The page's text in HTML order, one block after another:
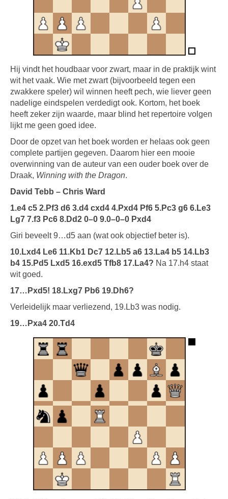
Hij vindt het houdbaar voor zwart, maar in de praktijk wint
wit het vaak. Wie met zwart (bijvoorbeeld tegen een
zwakkere speler) wil winnen heeft pech, wie liever geen
nadelige eindspelen verdedigt ook. Kortom, het boek
heeft zeker zijn waarde, maar blind het repertoire volgen
lijkt me geen goed idee.
Door de opzet van het boek worden er helaas ook geen
complete partijen gegeven. Daarom hier een mooie
overwinning van de auteur van een ouder boek over de
Draak, Winning with the Dragon.
David Tebb – Chris Ward
1.e4 c5 2.Pf3 d6 3.d4 cxd4 4.Pxd4 Pf6 5.Pc3 g6 6.Le3
Lg7 7.f3 Pc6 8.Dd2 0–0 9.0–0–0 Pxd4
Giri beveelt 9…d5 aan (wat ook objectief beter is).
10.Lxd4 Le6 11.Kb1 Dc7 12.Lb5 a6 13.La4 b5 14.Lb3
b4 15.Pd5 Lxd5 16.exd5 Tfb8 17.La4? Na 17.h4 staat
wit goed.
17…Pxd5! 18.Lxg7 Pb6 19.Dh6?
Verleidelijk maar verliezend, 19.Lb3 was nodig.
19…Pxa4 20.Td4